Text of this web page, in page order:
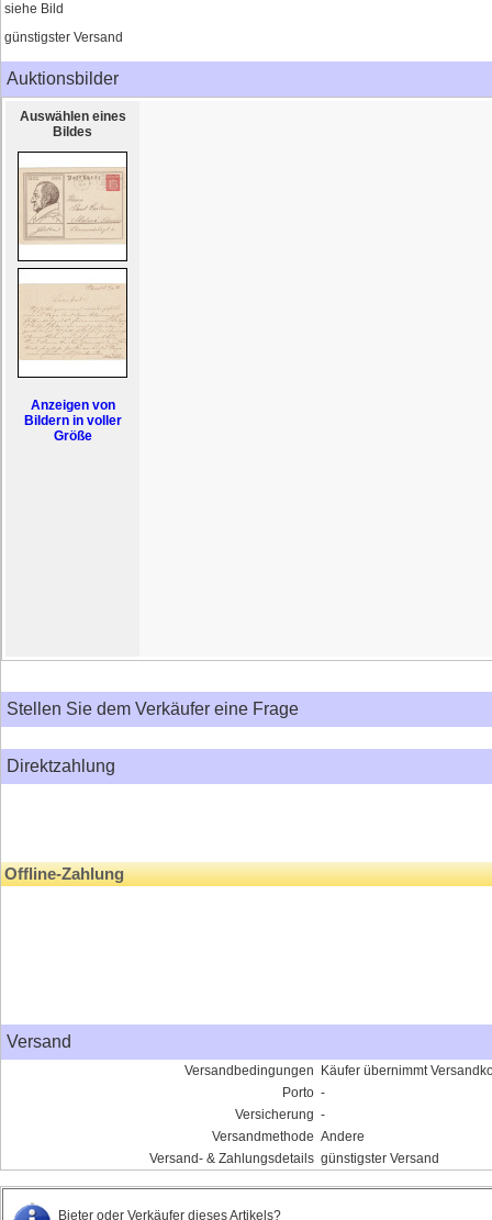
siehe Bild
günstigster Versand
Auktionsbilder
Auswählen eines
Bildes
Anzeigen von
Bildern in voller
Größe
Stellen Sie dem Verkäufer eine Frage
Direktzahlung
Offline-Zahlung
Versand
Versandbedingungen
Käufer übernimmt
Porto -
Versicherung -
Versandmethode Andere
Versand- & Zahlungsdetails günstigster Versand
Bieter oder Verkäufer dieses Artikels?